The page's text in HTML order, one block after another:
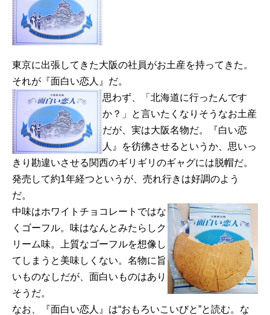
東京に出張してきた大阪の社員がお土産を持ってきた。
それが『面白い恋人』だ。
思わず、「北海道に行ったんです
か？」と言いたくなりそうなお土産
だが、実は大阪名物だ。『白い恋
人』を彷彿させるというか、思いっ
きり勘違いさせる関西のギリギリのギャグには脱帽だ。
発売して約1年経つというが、売れ行きは好調のよう
だ。
中味はホワイトチョコレートではな
くゴーフル。味はなんとみたらしク
リーム味。上質なゴーフルを想像し
てしまうと美味しくない。名物に旨
いものなしだが、面白いものはあり
そうだ。
なお、『面白い恋人』は“おもろいこいびと”と読む。な